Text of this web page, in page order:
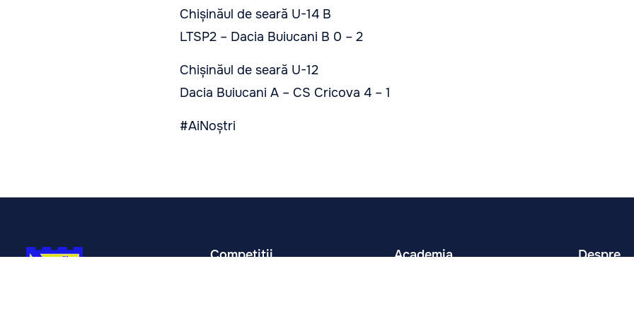
Chișinăul de seară U-14 B
LTSP2 – Dacia Buiucani B 0 – 2
Chișinăul de seară U-12
Dacia Buiucani A – CS Cricova 4 – 1
#AiNoștri
Competiții Academia Despre